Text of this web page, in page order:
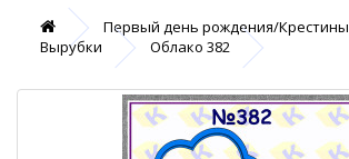
Первый день рождения/Крестины
Вырубки
Облако 382